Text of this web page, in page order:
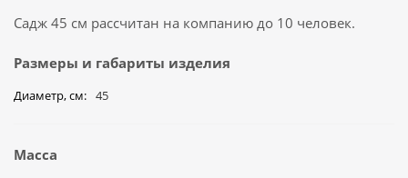
Садж 45 см рассчитан на компанию до 10 человек.
Размеры и габариты изделия
Диаметр, см 45
Масса